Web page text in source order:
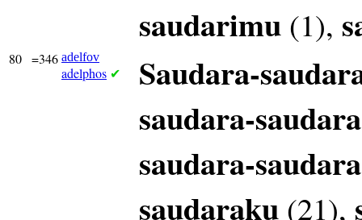
saudarimu (1),
80 =346 adelfov
adelphos ✔
Saudara-
saudara-saudara
saudara-saudara
saudaraku (21),